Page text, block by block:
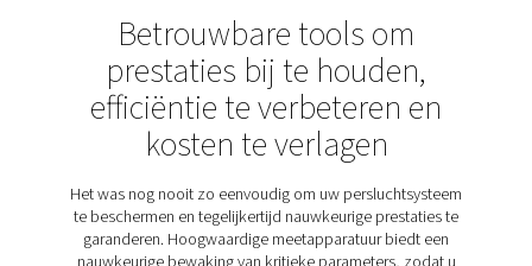
realtime gegevens om de prestaties te bewaken,
energieverbruik te optimaliseren en inefficiënties te
Ze helpen de kosten te verlagen, de duurzaamheid te
en een betrouwbare werking te garanderen. De serie
Inline Compact biedt nauwkeurige metingen en
integratie in energiebeheersystemen. Dankzij het plug-
ontwerp vereenvoudigt het de installatie en levert
inzichten die nodig zijn om de efficiëntie en
verbeteren.